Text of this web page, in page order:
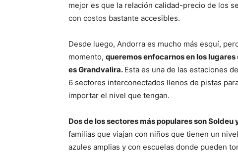
mejor es que la relación calidad-precio de los
con costos bastante accesibles.
Desde luego, Andorra es mucho más esquí,
momento, queremos enfocarnos en los
es Grandvalira. Esta es una de las estaciones
6 sectores interconectados llenos de pistas
importar el nivel que tengan.
Dos de los sectores más populares sonSoldeu
familias que viajan con niños que tienen un
azules amplias y con escuelas donde pueden